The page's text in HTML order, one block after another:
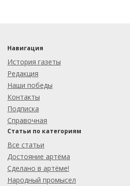
Навигация
История газеты
Редакция
Наши победы
Контакты
Подписка
Справочная
Статьи по категориям
Все статьи
Достояние артёма
Сделано в артёме!
Народный промысел